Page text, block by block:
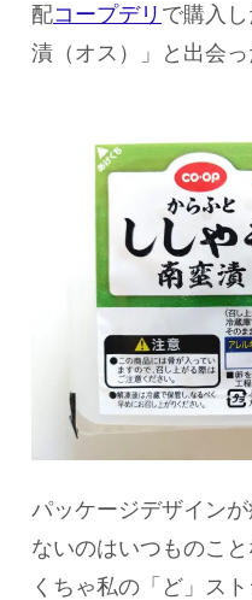
配コープデリ で購入
漬（オス）」と出会っ
パッケージデザイン
ないのはいつものこ
くちゃ私の「ど」ス